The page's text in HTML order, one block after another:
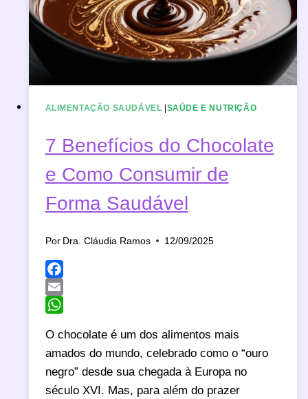
ALIMENTAÇÃO SAUDÁVEL SAÚDE E NUTRIÇÃO
7 Benefícios do Chocolate
e Como Consumir de
Forma Saudável
Por Dra. Cláudia Ramos 12/09/2025
O chocolate é um dos alimentos mais
amados do mundo, celebrado como o “ouro
negro” desde sua chegada à Europa no
século XVI. Mas, para além do prazer